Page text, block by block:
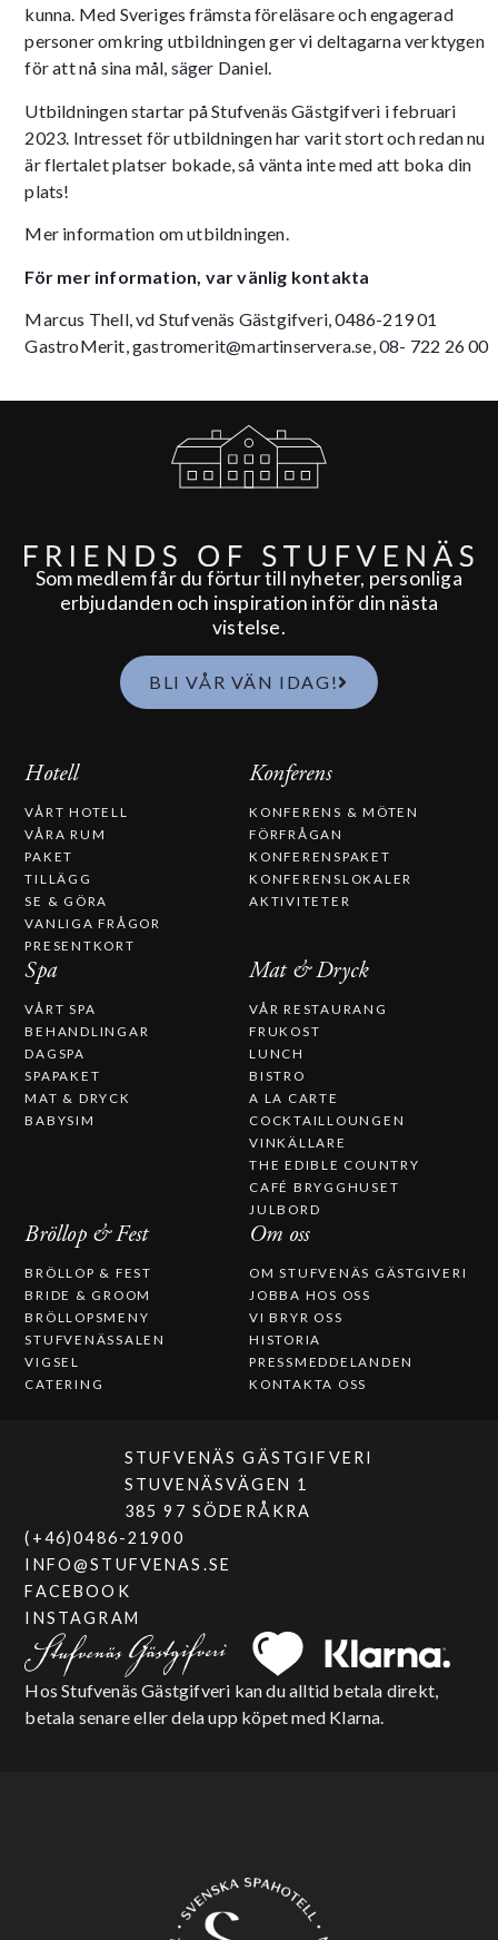
kunna. Med Sveriges främsta föreläsare och engagerad
personer omkring utbildningen ger vi deltagarna verktygen
för att nå sina mål, säger Daniel.
Utbildningen startar på Stufvenäs Gästgifveri i februari
2023. Intresset för utbildningen har varit stort och redan nu
är flertalet platser bokade, så vänta inte med att boka din
plats!
Mer information om utbildningen.
För mer information, var vänlig kontakta
Marcus Thell, vd Stufvenäs Gästgifveri, 0486-219 01
GastroMerit,gastromerit@martinservera.se, 08- 722 26 00
Som medlem får du förtur till nyheter, personliga
erbjudanden och inspiration inför din nästa
vistelse.
BLI VÅR VÄN IDAG!
Hotell
VÅRT HOTELL
VÅRA RUM
PAKET
TILLÄGG
SE & GÖRA
VANLIGA FRÅGOR
PRESENTKORT
Konferens
KONFERENS & MÖTEN
FÖRFRÅGAN
KONFERENSPAKET
KONFERENSLOKALER
AKTIVITETER
Spa
VÅRT SPA
BEHANDLINGAR
DAGSPA
SPAPAKET
MAT & DRYCK
BABYSIM
Mat & Dryck
VÅR RESTAURANG
FRUKOST
LUNCH
BISTRO
A LA CARTE
COCKTAILLOUNGEN
VINKÄLLARE
THE EDIBLE COUNTRY
CAFÉ BRYGGHUSET
JULBORD
Bröllop & Fest
BRÖLLOP & FEST
BRIDE & GROOM
BRÖLLOPSMENY
STUFVENÄSSALEN
VIGSEL
CATERING
Om oss
OM STUFVENÄS GÄSTGIVERI
JOBBA HOS OSS
VI BRYR OSS
HISTORIA
PRESSMEDDELANDEN
KONTAKTA OSS
STUFVENÄS GÄSTGIFVERI
STUVENÄSVÄGEN 1
385 97 SÖDERÅKRA
(+46)0486-21900
INFO@STUFVENAS.SE
FACEBOOK
INSTAGRAM
Hos Stufvenäs Gästgifveri kan du alltid betala direkt,
betala senare eller dela upp köpet med Klarna.